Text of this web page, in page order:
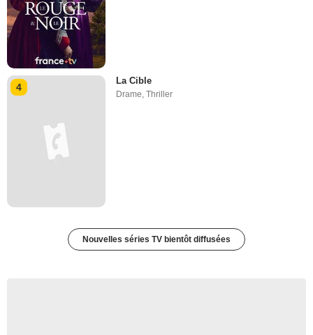
4
La Cible
Drame,Thriller
Nouvelles séries TV bientôt diffusées